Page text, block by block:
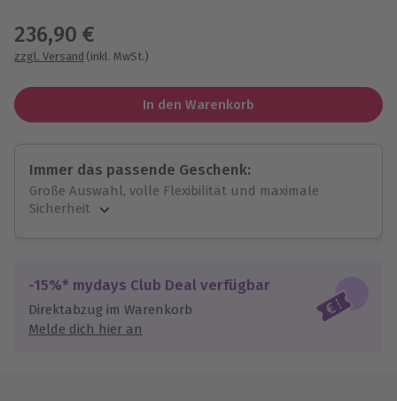
236,90 €
zzgl. Versand (inkl. MwSt.)
In den Warenkorb
Immer das passende Geschenk:
Große Auswahl, volle Flexibilität und maximale
Sicherheit
Jeder Gutschein für alle Erlebnisse einlösbar.
Maximale Sicherheit
10 Jahre gültig & verlängerbar.
-15%* mydays Club Deal verfügbar
Direktabzug im Warenkorb
Melde dich hier an